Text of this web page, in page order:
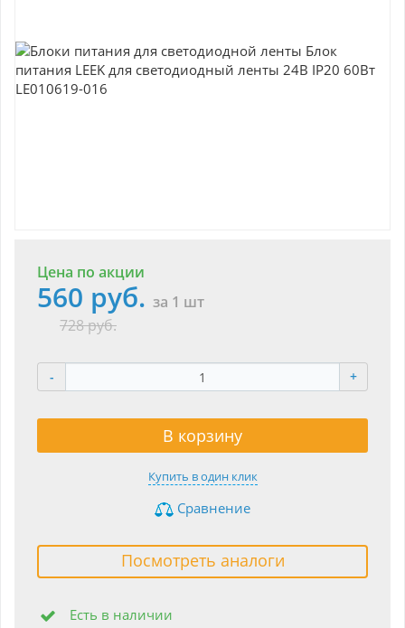
Цена по акции
560 руб. за 1 шт
728 руб.
- +
В корзину
Купить в один клик
Сравнение
Посмотреть аналоги
Есть в наличии